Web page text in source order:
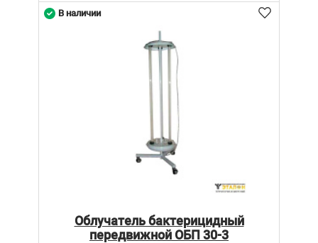
Облучатель бактерицидный
передвижной ОБП 30-3
В наличии